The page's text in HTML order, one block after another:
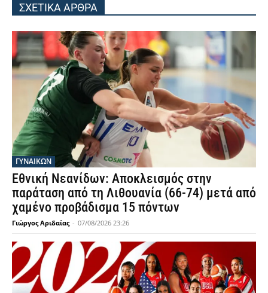
ΣΧΕΤΙΚΑ ΑΡΘΡΑ
ΓΥΝΑΙΚΩΝ
Εθνική Νεανίδων: Αποκλεισμός στην
παράταση από τη Λιθουανία (66-74) μετά από
χαμένο προβάδισμα 15 πόντων
Γιώργος Αριδαίας - 07/08/2026 23:26